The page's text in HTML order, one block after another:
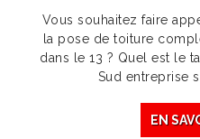
Vous souhaitez faire
la pose de toiture
dans le 13 ? Quel est le
Sud entreprise
EN